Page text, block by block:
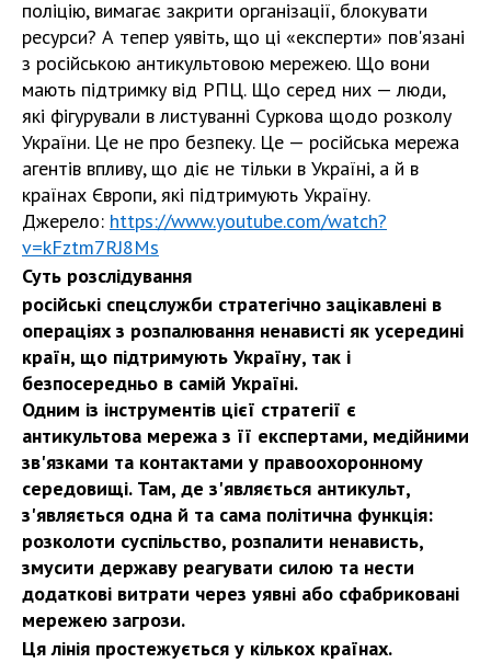
поліцію, вимагає закрити організації, блокувати
ресурси? А тепер уявіть, що ці «експерти» пов'язані
з російською антикультовою мережею. Що вони
мають підтримку від РПЦ. Що серед них — люди,
які фігурували в листуванні Суркова щодо розколу
України. Це не про безпеку. Це — російська мережа
агентів впливу, що діє не тільки в Україні, а й в
країнах Європи, які підтримують Україну.
Джерело: https://www.youtube.com/watch?
v=kFztm7RJ8Ms
Суть розслідування
російські спецслужби стратегічно зацікавлені в
операціях з розпалювання ненависті як усередині
країн, що підтримують Україну, так і
безпосередньо в самій Україні.
Одним із інструментів цієї стратегії є
антикультова мережа з її експертами, медійними
зв'язками та контактами у правоохоронному
середовищі. Там, де з'являється антикульт,
з'являється одна й та сама політична функція:
розколоти суспільство, розпалити ненависть,
змусити державу реагувати силою та нести
додаткові витрати через уявні або сфабриковані
мережею загрози.
Ця лінія простежується у кількох країнах.